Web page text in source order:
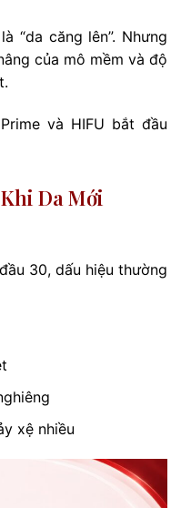
“da căng lên”. Nhưng
của mô mềm và độ
và HIFU bắt đầu
Da Mới
30, dấu hiệu thường
xệ nhiều